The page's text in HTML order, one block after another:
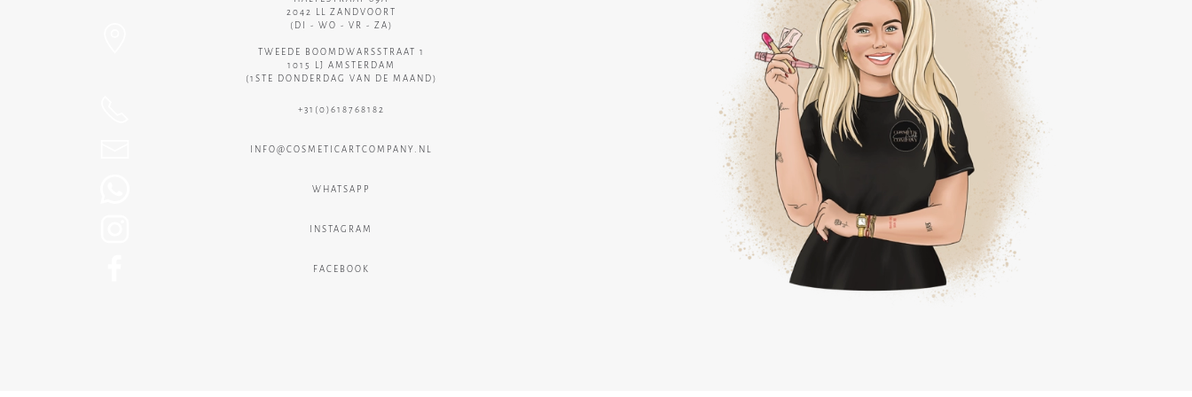
2042 LL ZANDVOORT
(DI - WO - VR - ZA)
TWEEDE BOOMDWARSSTRAAT 1
1015 LJ AMSTERDAM
(1STE DONDERDAG VAN DE MAAND)
+31(0)618768182
INFO@COSMETICARTCOMPANY.NL
WHATSAPP
INSTAGRAM
FACEBOOK